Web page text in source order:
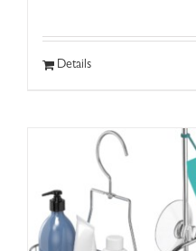
Details